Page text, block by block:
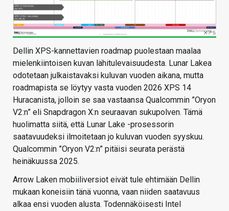
Dellin XPS-kannettavien roadmap puolestaan maalaa
mielenkiintoisen kuvan lähitulevaisuudesta. Lunar Lakea
odotetaan julkaistavaksi kuluvan vuoden aikana, mutta
roadmapista se löytyy vasta vuoden 2026 XPS 14
Huracanista, jolloin se saa vastaansa Qualcommin ”Oryon
V2:n” eli Snapdragon X:n seuraavan sukupolven. Tämä
huolimatta siitä, että Lunar Lake -prosessorin
saatavuudeksi ilmoitetaan jo kuluvan vuoden syyskuu.
Qualcommin ”Oryon V2:n” pitäisi seurata perästä
heinäkuussa 2025.
Arrow Laken mobiiliversiot eivät tule ehtimään Dellin
mukaan koneisiin tänä vuonna, vaan niiden saatavuus
alkaa ensi vuoden alusta. Todennäköisesti Intel